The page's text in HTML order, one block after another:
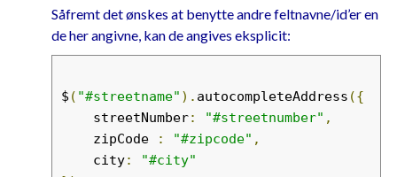
"zipcode" Postnummer:
</label>
<input
type
"text"
/>
<input
type = "text" name
"city"
"city" = "45"
disabled
"disabled"
Såfremt det ønskes at benytte andre feltnavne/id’er en
de her angivne, kan de angives eksplicit:
$ ( "#streetname" ). autocompleteAddress ({
    streetNumber
: "#streetnumber" ,
    zipCode
: "#zipcode" ,
    city
:
"#city"